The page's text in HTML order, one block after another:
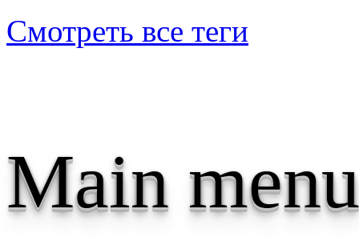
Смотреть все теги
Main